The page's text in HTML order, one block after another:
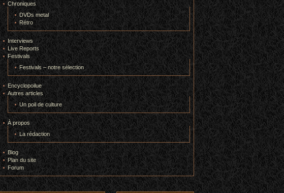
Chroniques
DVDs metal
Rétro
Interviews
Live Reports
Festivals
Festivals – notre sélection
Encyclopoilue
Autres articles
Un poil de culture
À propos
La rédaction
Blog
Plan du site
Forum